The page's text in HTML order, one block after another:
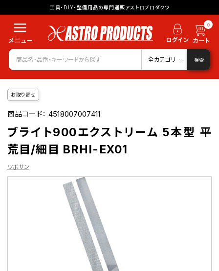
工具・DIY・整備用品の専門通販アストロプロダクツ
0
全カテゴリ 検索
お取り寄せ
商品コード：4518007007411
ブライト900エクストリーム 5本型 平
荒目/細目 BRHI-EX01
ツボサン